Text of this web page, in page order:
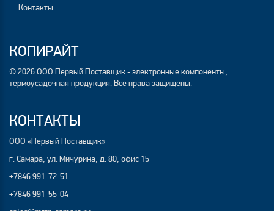
Контакты
КОПИРАЙТ
© 2026 ООО Первый Поставщик - электронные компоненты,
термоусадочная продукция. Все права защищены.
КОНТАКТЫ
ООО «Первый Поставщик»
г. Самара, ул. Мичурина, д. 80, офис 15
+7846 991-72-51
+7846 991-55-04